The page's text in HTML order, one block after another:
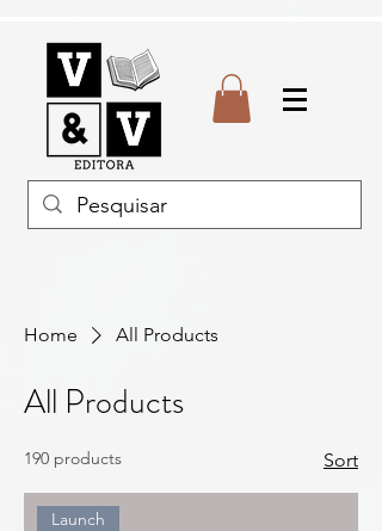
Home All Products
All Products
190 products Sort
Launch